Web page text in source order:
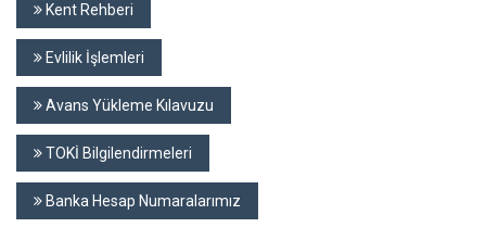
Kent Rehberi
Evlilik İşlemleri
Avans Yükleme Kılavuzu
TOKİ Bilgilendirmeleri
Banka Hesap Numaralarımız